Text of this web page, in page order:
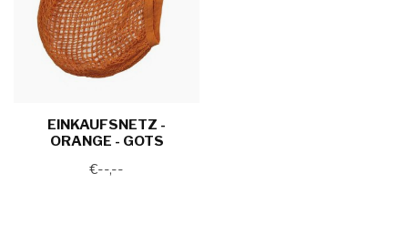
EINKAUFSNETZ -
ORANGE - GOTS
€--,--